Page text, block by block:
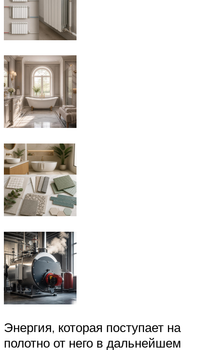
Энергия, которая поступает на
полотно от него в дальнейшем